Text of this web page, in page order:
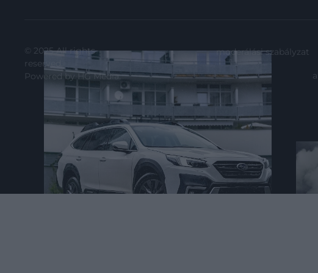
© 2025 All rights
reserved.
Powered byHG Media.
moderálási szabályzat